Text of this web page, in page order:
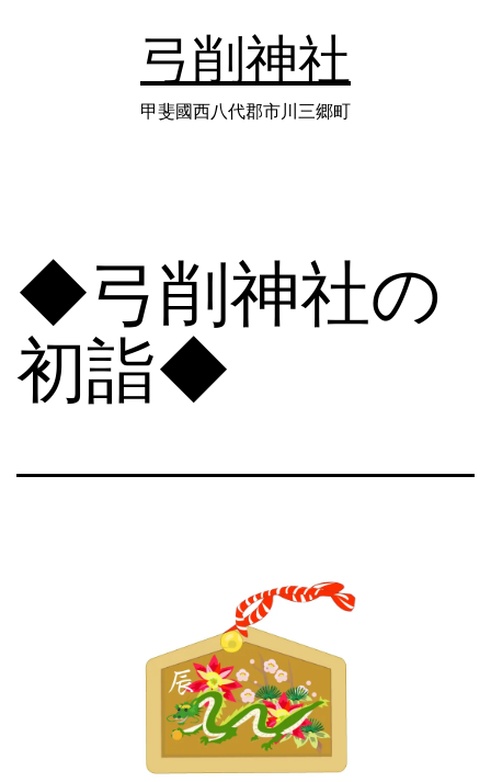
ス
ッ
弓削神社
甲斐國西八代郡市川三郷町
◆弓削神社の
初詣◆